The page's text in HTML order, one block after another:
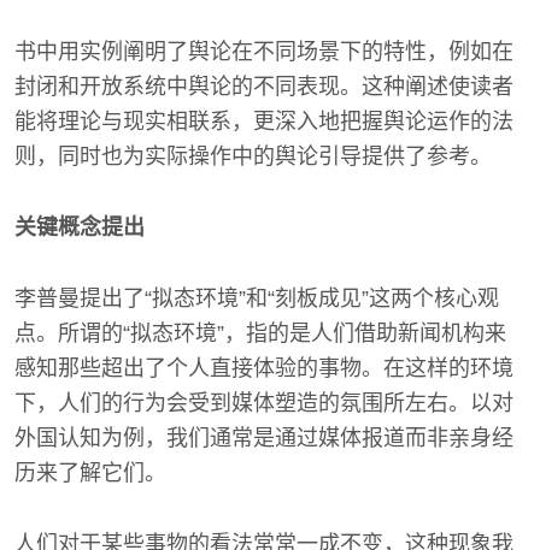
书中用实例阐明了舆论在不同场景下的特性，例如在
封闭和开放系统中舆论的不同表现。这种阐述使读者
能将理论与现实相联系，更深入地把握舆论运作的法
则，同时也为实际操作中的舆论引导提供了参考。
关键概念提出
李普曼提出了“拟态环境”和“刻板成见”这两个核心观
点。所谓的“拟态环境”，指的是人们借助新闻机构来
感知那些超出了个人直接体验的事物。在这样的环境
下，人们的行为会受到媒体塑造的氛围所左右。以对
外国认知为例，我们通常是通过媒体报道而非亲身经
历来了解它们。
人们对于某些事物的看法常常一成不变，这种现象我